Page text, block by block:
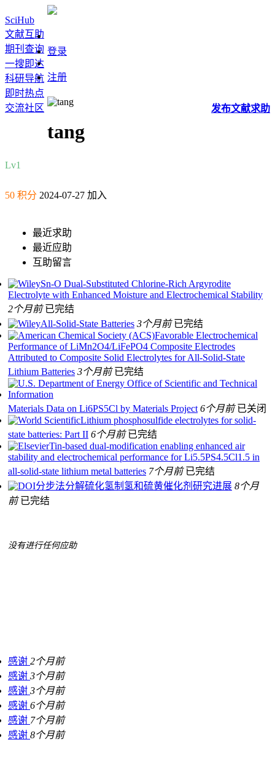
SciHub
文献互助
期刊查询
一搜即达
科研导航
即时热点
交流社区
登录
注册
发布文献求助
tang
Lv1
50 积分 2024-07-27 加入
最近求助
最近应助
互助留言
Sn‐O Dual‐Substituted Chlorine‐Rich Argyrodite
Electrolyte with Enhanced Moisture and Electrochemical Stability
2个月前 已完结
All‐Solid‐State Batteries 3个月前 已完结
Favorable Electrochemical
Performance of LiMn2O4/LiFePO4 Composite Electrodes
Attributed to Composite Solid Electrolytes for All-Solid-State
Lithium Batteries 3个月前 已完结
Materials Data on Li6PS5Cl by Materials Project 6个月前 已关闭
Lithium phosphosulfide electrolytes for solid-
state batteries: Part II 6个月前 已完结
Tin-based dual-modification enabling enhanced air
stability and electrochemical performance for Li5.5PS4.5Cl1.5 in
all-solid-state lithium metal batteries 7个月前 已完结
分步法分解硫化氢制氢和硫黄催化剂研究进展 8个月
前 已完结
没有进行任何应助
感谢 2个月前
感谢 3个月前
感谢 3个月前
感谢 6个月前
感谢 7个月前
感谢 8个月前